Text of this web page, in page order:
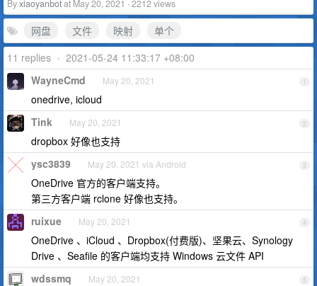
Byxiaoyanbotat May 20, 2021 · 2212 views
网盘 文件 映射
单个
11 replies • 2021-05-24 11:33:17 +08:00
1
WayneCmd May 20, 2021
onedrive, icloud
2
Tink May 20, 2021
dropbox 好像也支持
3
ysc3839 May 20, 2021 via Android
OneDrive 官方的客户端支持。
第三方客户端 rclone 好像也支持。
4
ruixue May 20, 2021
OneDrive 、iCloud 、Dropbox(付费版)、坚果云、Synology
Drive 、Seafile 的客户端均支持 Windows 云文件 API
5
wdssmq May 20, 2021